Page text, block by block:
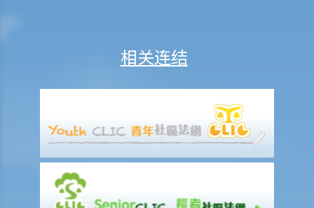
8. 公众聚集中倡议使用暴力（《公安条例》第26条）
11. 公众滋扰
12. 游荡（第200章《刑事罪行条例》第160条）
13. 刑事藐视法庭
14. 煽动意图（《维护国家安全条例》第24条）
相关连结